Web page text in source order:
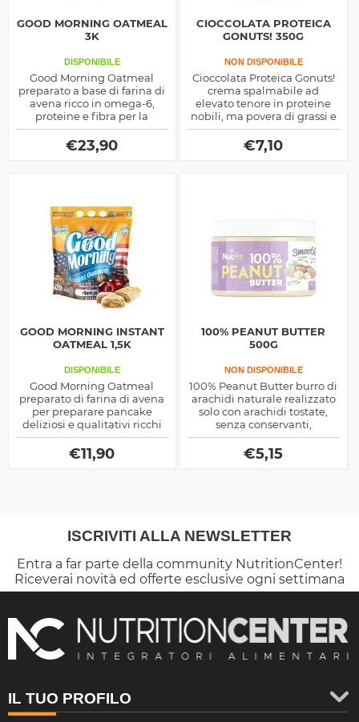
GOOD MORNING OATMEAL
3K
DISPONIBILE
Good Morning Oatmeal
preparato a base di farina di
avena ricco in omega-6,
proteine e fibra per la
preparazione di pancake
prodotto dalla Universal
McGregor
€23,90
CIOCCOLATA PROTEICA
GONUTS! 350G
NON DISPONIBILE
Cioccolata Proteica Gonuts!
crema spalmabile ad
elevato tenore in proteine
nobili, ma povera di grassi e
zuccheri aggiunti, apporta il
25% di sieroproteine del
latte, ottima come spuntino
€7,10
GOOD MORNING INSTANT
OATMEAL 1,5K
DISPONIBILE
Good Morning Oatmeal
preparato di farina di avena
per preparare pancake
deliziosi e qualitativi ricchi
in fibra e acidi grassi
prodotto dalla Universal
McGregor
€11,90
100% PEANUT BUTTER
500G
NON DISPONIBILE
100% Peanut Butter burro di
arachidi naturale realizzato
solo con arachidi tostate,
senza conservanti,
dolcificanti ne edulcoranti,
ottima fonte di energia e
proteine nobili di origine
€5,15
ISCRIVITI ALLA NEWSLETTER
Entra a far parte della community NutritionCenter!
Riceverai novità ed offerte esclusive ogni settimana
IL TUO PROFILO